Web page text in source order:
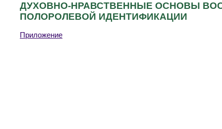
ДУХОВНО-НРАВСТВЕННЫЕ ОСНОВЫ
ПОЛОРОЛЕВОЙ ИДЕНТИФИКАЦИИ
Приложение